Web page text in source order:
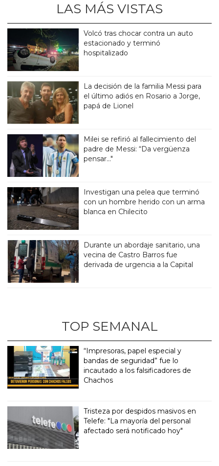
LAS MÁS VISTAS
Volcó tras chocar contra un auto
estacionado y terminó
hospitalizado
La decisión de la familia Messi para
el último adiós en Rosario a Jorge,
papá de Lionel
Milei se refirió al fallecimiento del
padre de Messi: “Da vergüenza
pensar..."
Investigan una pelea que terminó
con un hombre herido con un arma
blanca en Chilecito
Durante un abordaje sanitario, una
vecina de Castro Barros fue
derivada de urgencia a la Capital
TOP SEMANAL
“Impresoras, papel especial y
bandas de seguridad” fue lo
incautado a los falsificadores de
Chachos
Tristeza por despidos masivos en
Telefe: "La mayoría del personal
afectado será notificado hoy"